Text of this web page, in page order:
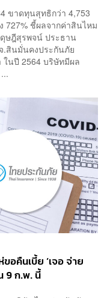
ขาดทุนสุทธิกว่า 4,753
727% ชี้ผลจากค่าสินไหม
ษฎีสุรพจน์ ประธาน
.สินมั่นคงประกันภัย
ในปี 2564 บริษัทมีผล
อคืนเบี้ย ‘เจอ จ่าย
9 ก.พ. นี้​